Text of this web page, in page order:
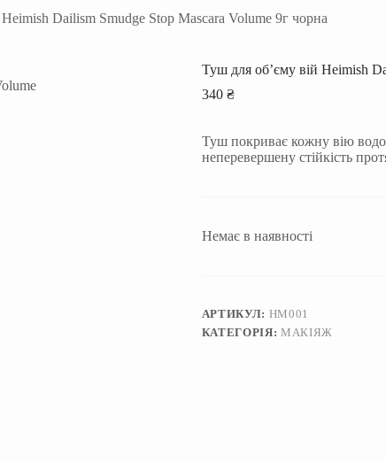
Dailism Smudge Stop Mascara Volume 9г чорна
Туш для об’єму вій Heimish
340 ₴
Туш покриває кожну вію
неперевершену стійкість
Немає в наявності
АРТИКУЛ: HM001
КАТЕГОРІЯ: МАКІЯЖ